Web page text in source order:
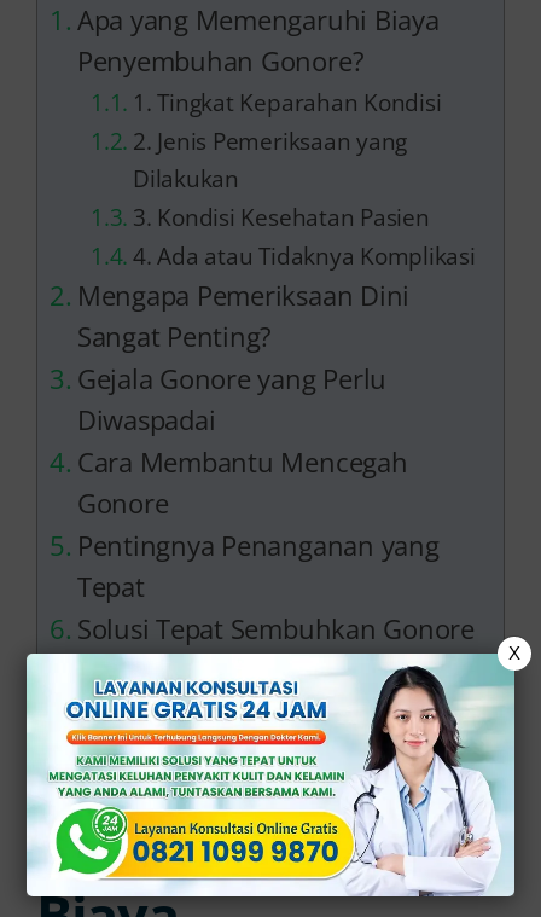
Apa yang Memengaruhi Biaya
Penyembuhan Gonore?
1. Tingkat Keparahan Kondisi
2. Jenis Pemeriksaan yang
Dilakukan
3. Kondisi Kesehatan Pasien
4. Ada atau Tidaknya Komplikasi
Mengapa Pemeriksaan Dini
Sangat Penting?
Gejala Gonore yang Perlu
Diwaspadai
Cara Membantu Mencegah
Gonore
Pentingnya Penanganan yang
Tepat
Solusi Tepat Sembuhkan Gonore
di Klinik Apollo
Apa yang
Memengaruhi
X